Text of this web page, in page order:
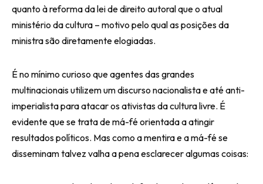
quanto à reforma da lei de direito autoral que o atual
ministério da cultura – motivo pelo qual as posições da
ministra são diretamente elogiadas.
É no mínimo curioso que agentes das grandes
multinacionais utilizem um discurso nacionalista e até anti-
imperialista para atacar os ativistas da cultura livre. É
evidente que se trata de má-fé orientada a atingir
resultados políticos. Mas como a mentira e a má-fé se
disseminam talvez valha a pena esclarecer algumas coisas: